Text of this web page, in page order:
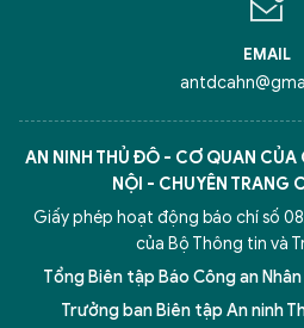
EMAIL
AN NINH THỦ ĐÔ - CƠ QUAN CỦA
NỘI - CHUYÊN TRANG
Giấy phép hoạt động báo chí số
của Bộ Thông tin và
Tổng Biên tập Báo Công an
Trưởng ban Biên tập An ninh